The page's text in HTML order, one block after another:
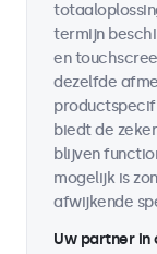
termijn
en
dezelfde
biedt de
blijven
mogelijk is
afwijkende
Uw partner in